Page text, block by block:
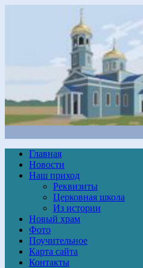
Главная
Новости
Наш приход
Реквизиты
Церковная школа
Из истории
Новый храм
Фото
Поучительное
Карта сайта
Контакты